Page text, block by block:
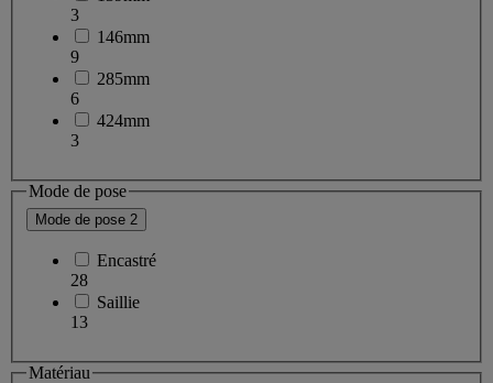
3
146mm
9
285mm
6
424mm
3
Mode de pose
Mode de pose 2
Encastré
28
Saillie
13
Matériau